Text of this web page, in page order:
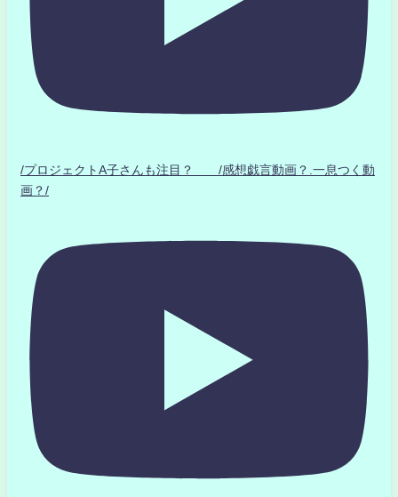
/プロジェクトA子さんも注目？ /感想戯言動画？.一息つく動
画？/